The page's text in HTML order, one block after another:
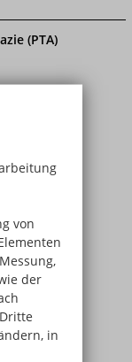
von
der
in
(PTA)